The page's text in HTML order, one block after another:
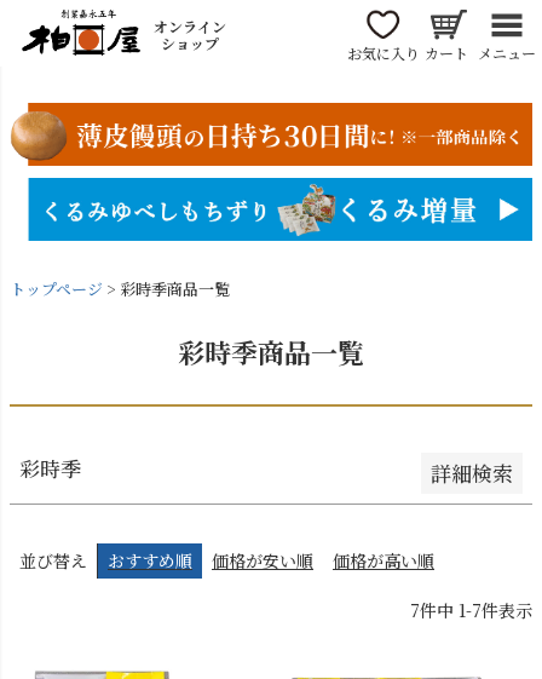
オンライン
ショップ
お気に入り カート メニュー
トップページ 彩時季商品一覧
彩時季商品一覧
彩時季 詳細検索
商品番号/JANコード
並び順
新着順
登録順
価格が安い順
価格が高い順
レビュー順
キーワードヒット順
並び替え おすすめ順 価格が安い順 価格が高い順
7件中 1-7件表示